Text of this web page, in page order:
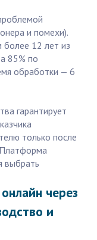
и помехи).
12 лет из
85% по
обработки — 6
гарантирует
только после
Платформа
выбрать
через
и